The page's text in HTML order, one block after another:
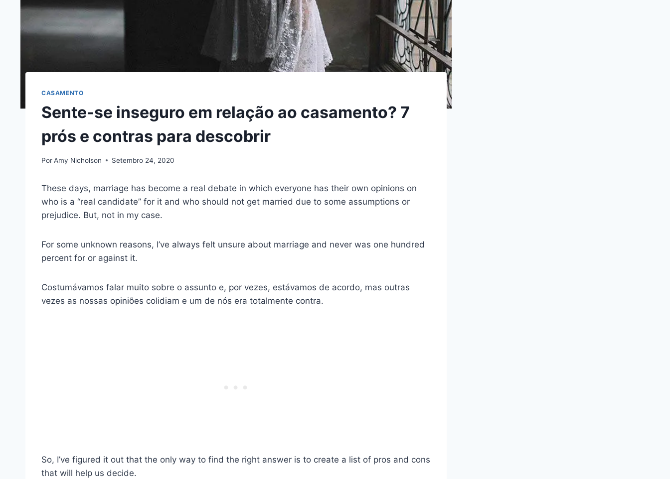
CASAMENTO
Sente-se inseguro em relação ao casamento? 7
prós e contras para descobrir
PorAmy Nicholson Setembro 24, 2020
These days, marriage has become a real debate in which everyone has their own opinions on
who is a “real candidate” for it and who should not get married due to some assumptions or
prejudice. But, not in my case.
For some unknown reasons, I’ve always felt unsure about marriage and never was one hundred
percent for or against it.
Costumávamos falar muito sobre o assunto e, por vezes, estávamos de acordo, mas outras
vezes as nossas opiniões colidiam e um de nós era totalmente contra.
So, I’ve figured it out that the only way to find the right answer is to create a list of pros and cons
that will help us decide.